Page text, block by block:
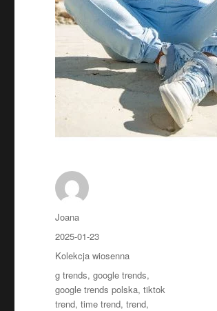
Autor
Joana
Opublikowano
2025-01-23
Kategorie
Kolekcja wiosenna
Tagi
g trends,google trends,
google trends polska,tiktok
trend,time trend,trend,